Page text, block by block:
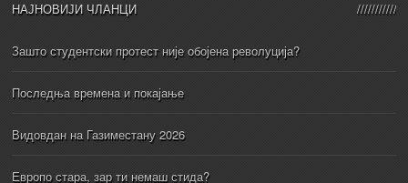
НАЈНОВИЈИ ЧЛАНЦИ
Зашто студентски протест није обојена револуција?
Последња времена и покајање
Видовдан на Газиместану 2026
Европо стара, зар ти немаш стида?